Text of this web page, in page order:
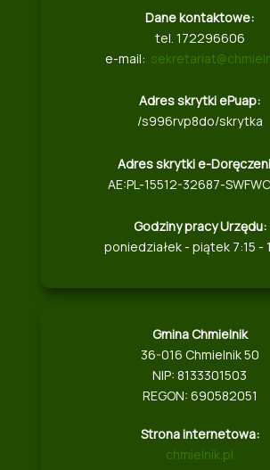
Dane kontaktowe:
tel. 172296606
e-mail:
Adres skrytki ePuap:
/s996rvp8do/skrytka
Adres skrytki e-
AE:PL-15512-32687-
Godziny pracy Urzędu:
poniedziałek - piątek 7:15 -
Gmina Chmielnik
36-016 Chmielnik 50
NIP: 8133301503
REGON: 690582051
Strona internetowa:
chmielnik.pl